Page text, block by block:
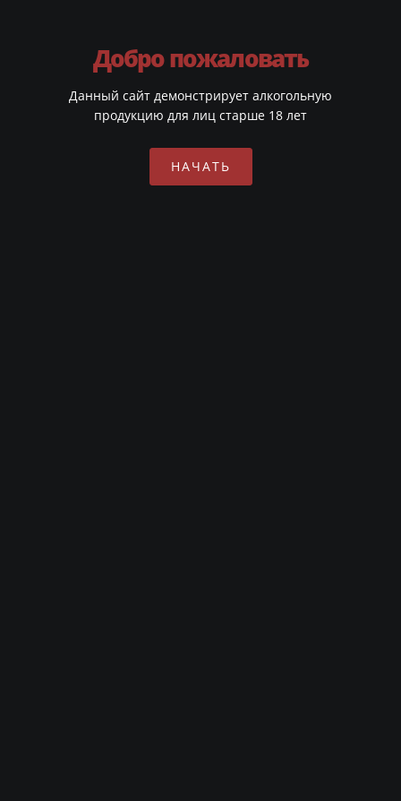
Добро пожаловать
Данный сайт демонстрирует алкогольную
продукцию для лиц старше 18 лет
НАЧАТЬ